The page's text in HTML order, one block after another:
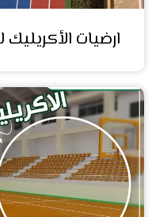
ارضيات